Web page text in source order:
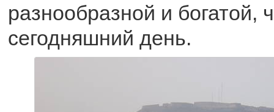
разнообразной и богатой,
сегодняшний день.